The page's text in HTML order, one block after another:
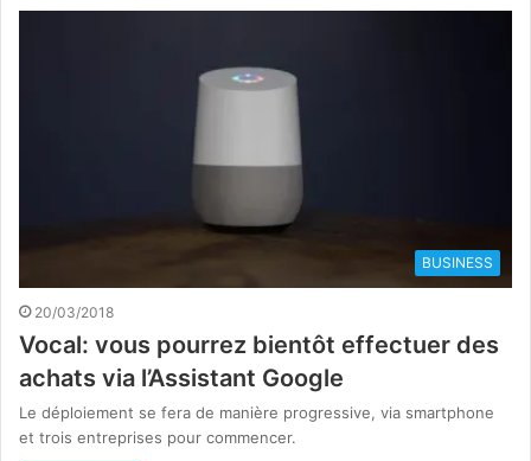
BUSINESS
20/03/2018
Vocal: vous pourrez bientôt effectuer des
achats via l’Assistant Google
Le déploiement se fera de manière progressive, via smartphone
et trois entreprises pour commencer.